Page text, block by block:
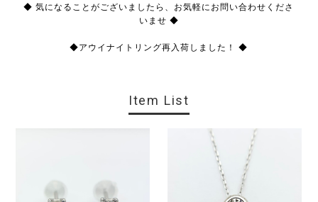
◆ 気になることがございましたら、お気軽にお問い合わせくださ
いませ ◆
◆アウイナイトリング再入荷しました！ ◆
Item List